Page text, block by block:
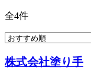
全4件
株式会社塗り手